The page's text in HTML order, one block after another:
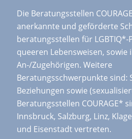
Die Beratungsstellen
anerkannte und geförderte
beratungsstellen für LGBTIQ*-
queeren Lebensweisen, sowie
An-/Zugehörigen. Weitere
Beratungsschwerpunkte sind:
Beziehungen sowie
Beratungsstellen COURAGE*
Innsbruck, Salzburg, Linz,
und Eisenstadt vertreten.